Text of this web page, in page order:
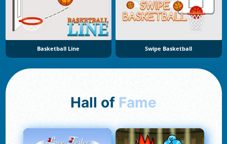
Basketball Line Swipe Basketball
Hall of Fame